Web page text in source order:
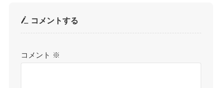
コメントする
コメント ※